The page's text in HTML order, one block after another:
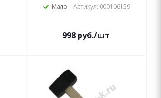
Мало Артикул: 000106159
998 руб./шт